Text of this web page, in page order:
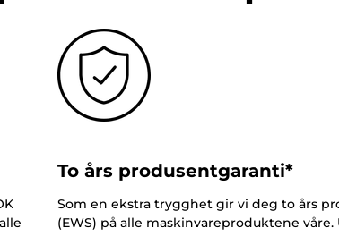
To års produsentgaranti*
Som en ekstra trygghet gir vi deg to års
(EWS) på alle maskinvareproduktene